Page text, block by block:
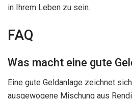
in Ihrem Leben zu sein.
FAQ
Was macht eine gute
Eine gute Geldanlage zeichnet
ausgewogene Mischung aus